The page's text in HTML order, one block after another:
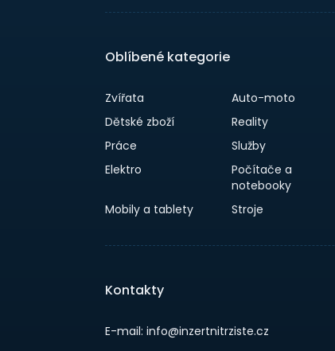
Oblíbené kategorie
Zvířata
Auto-moto
Dětské zboží
Reality
Práce
Služby
Elektro
Počítače a
notebooky
Mobily a tablety
Stroje
Kontakty
E-mail: info@inzertnitrziste.cz